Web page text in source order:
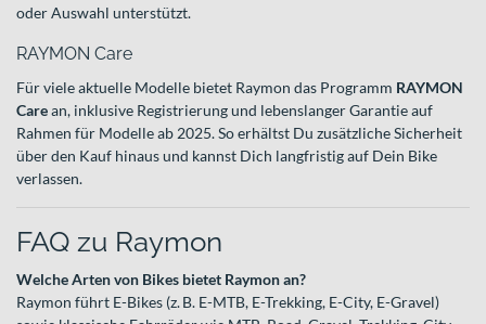
oder Auswahl unterstützt.
RAYMON Care
Für viele aktuelle Modelle bietet Raymon das Programm RAYMON
Carean, inklusive Registrierung und lebenslanger Garantie auf
Rahmen für Modelle ab 2025. So erhältst Du zusätzliche Sicherheit
über den Kauf hinaus und kannst Dich langfristig auf Dein Bike
verlassen.
FAQ zu Raymon
Welche Arten von Bikes bietet Raymon an?
Raymon führt E-Bikes (z. B. E-MTB, E-Trekking, E-City, E-Gravel)